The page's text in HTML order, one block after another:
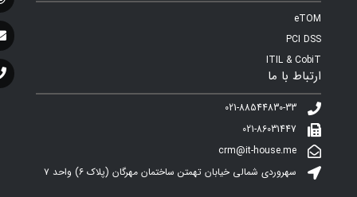
eTOM
PCI DSS
ITIL & CobiT
ارتباط با ما
021-88544830-33
021-86031447
crm@it-house.me
سهروردی شمالی خیابان تهمتن ساختمان مهرگان (پلاک ۶)‌ واحد ۷